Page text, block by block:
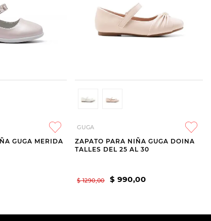
GUGA MERIDA
GUGA
ZAPATO PARA NIÑA GUGA DOINA
TALLES DEL 25 AL 30
$ 1290,00 $ 990,00